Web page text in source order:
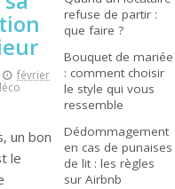
février
un bon
le
refuse de partir :
que faire ?
Bouquet de mariée
: comment choisir
le style qui vous
ressemble
Dédommagement
en cas de punaises
de lit : les règles
sur Airbnb